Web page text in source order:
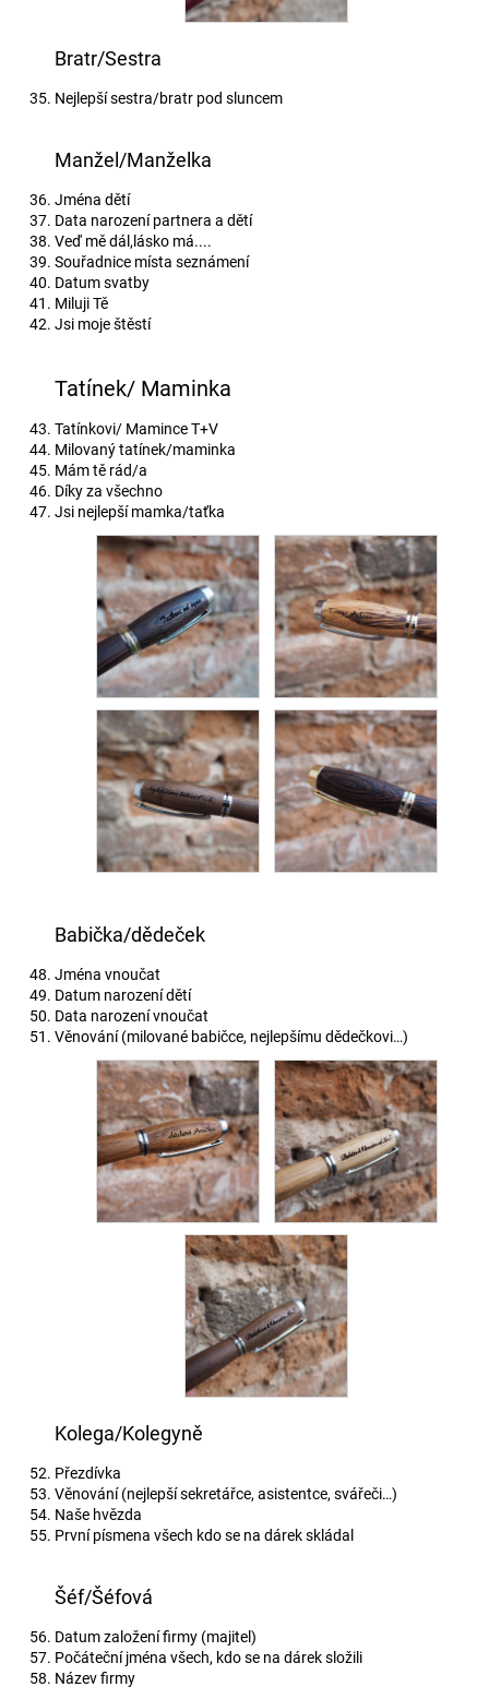
Bratr/Sestra
Nejlepší sestra/bratr pod sluncem
Manžel/Manželka
Jména dětí
Data narození partnera a dětí
Veď mě dál,lásko má....
Souřadnice místa seznámení
Datum svatby
Miluji Tě
Jsi moje štěstí
Tatínek/ Maminka
Tatínkovi/ Mamince T+V
Milovaný tatínek/maminka
Mám tě rád/a
Díky za všechno
Jsi nejlepší mamka/taťka
Babička/dědeček
Jména vnoučat
Datum narození dětí
Data narození vnoučat
Věnování (milované babičce, nejlepšímu dědečkovi…)
Kolega/Kolegyně
Přezdívka
Věnování (nejlepší sekretářce, asistentce, svářeči…)
Naše hvězda
První písmena všech kdo se na dárek skládal
Šéf/Šéfová
Datum založení firmy (majitel)
Počáteční jména všech, kdo se na dárek složili
Název firmy